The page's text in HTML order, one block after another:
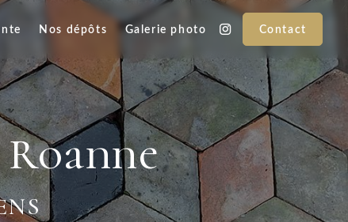
Nos dépôts Galerie photo Contact